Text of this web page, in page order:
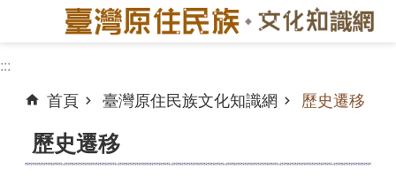
跳到主要內容區塊
階
尋
:::
首頁 臺灣原住民族文化知識網 歷史遷移
歷史遷移